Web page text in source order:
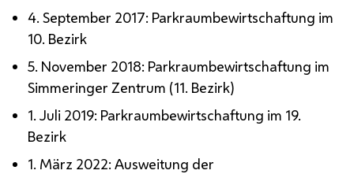
4. September 2017: Parkraumbewirtschaftung im
10. Bezirk
5. November 2018: Parkraumbewirtschaftung im
Simmeringer Zentrum (11. Bezirk)
1. Juli 2019: Parkraumbewirtschaftung im 19.
Bezirk
1. März 2022: Ausweitung der